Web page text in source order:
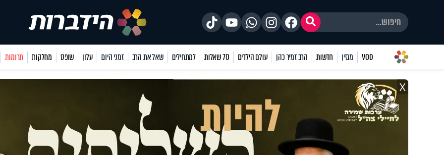
VOD מגזין חדשות הרב זמיר כהן עולם הילדים 70 שאלות למתחילים שאל את הרב זמני היום עלון שופס מחלקות תרומות
X